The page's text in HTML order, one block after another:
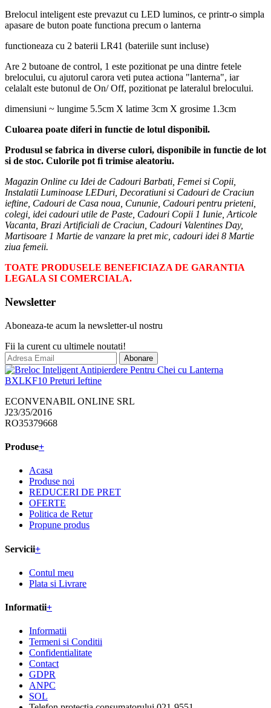
Brelocul inteligent este prevazut cu LED luminos, ce printr-o simpla
apasare de buton poate functiona precum o lanterna
functioneaza cu 2 baterii LR41 (bateriile sunt incluse)
Are 2 butoane de control, 1 este pozitionat pe una dintre fetele
brelocului, cu ajutorul carora veti putea actiona "lanterna", iar
celalalt este butonul de On/ Off, pozitionat pe lateralul brelocului.
dimensiuni ~ lungime 5.5cm X latime 3cm X grosime 1.3cm
Culoarea poate diferi in functie de lotul disponibil.
Produsul se fabrica in diverse culori, disponibile in functie de lot
si de stoc. Culorile pot fi trimise aleatoriu.
Magazin Online cu Idei de Cadouri Barbati, Femei si Copii,
Instalatii Luminoase LEDuri, Decoratiuni si Cadouri de Craciun
ieftine, Cadouri de Casa noua, Cununie, Cadouri pentru prieteni,
colegi, idei cadouri utile de Paste, Cadouri Copii 1 Iunie, Articole
Vacanta, Brazi Artificiali de Craciun, Cadouri Valentines Day,
Martisoare 1 Martie de vanzare la pret mic, cadouri idei 8 Martie
ziua femeii.
TOATE PRODUSELE BENEFICIAZA DE GARANTIA
LEGALA SI COMERCIALA.
Newsletter
Aboneaza-te acum la newsletter-ul nostru
Fii la curent cu ultimele noutati!
Abonare
ECONVENABIL ONLINE SRL
J23/35/2016
RO35379668
Produse+
Acasa
Produse noi
REDUCERI DE PRET
OFERTE
Politica de Retur
Propune produs
Servicii+
Contul meu
Plata si Livrare
Informatii+
Informatii
Termeni si Conditii
Confidentialitate
Contact
GDPR
ANPC
SOL